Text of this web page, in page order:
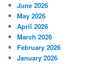
June 2026
May 2026
April 2026
March 2026
February 2026
January 2026